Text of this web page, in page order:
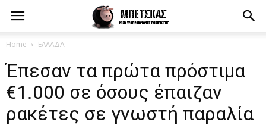
Home ΕΛΛΑΔΑ
Έπεσαν τα πρώτα πρόστιμα
€1.000 σε όσους έπαιζαν
ρακέτες σε γνωστή παραλία